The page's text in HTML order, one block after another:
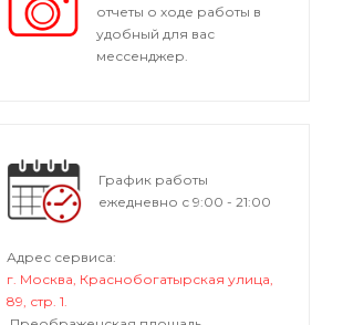
отчеты о ходе работы в
удобный для вас
мессенджер.
График работы
ежедневно с 9:00 - 21:00
Адрес сервиса:
г. Москва, Краснобогатырская улица,
89, стр. 1.